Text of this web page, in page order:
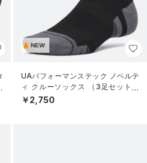
NEW
UAパフォーマンステック ノベルテ
ィ クルーソックス （3足セット）
（トレーニング/UNISEX）
￥2,750